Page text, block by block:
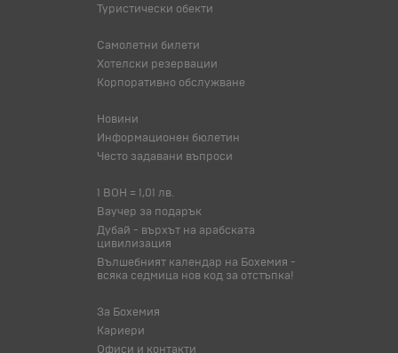
Туристически обекти
Самолетни билети
Хотелски резервации
Корпоративно обслужване
Новини
Информационен бюлетин
Често задавани въпроси
1 BOH = 1,01 лв.
Ваучер за подарък
Дубай - върхът на арабската
цивилизация
Вълшебният календар на Бохемия -
всяка седмица нов код за отстъпка!
За Бохемия
Кариери
Офиси и контакти